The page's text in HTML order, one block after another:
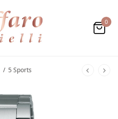
0
/ 5 Sports